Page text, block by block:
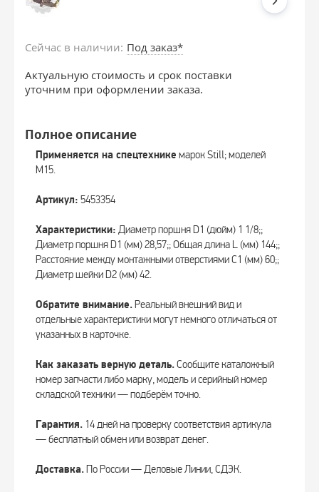
Сейчас в наличии: Под заказ*
Актуальную стоимость и срок поставки
уточним при оформлении заказа.
Полное описание
Применяется на спецтехнике марок Still; моделей
M15.
Артикул: 5453354
Характеристики: Диаметр поршня D1 (дюйм) 1 1/8;;
Диаметр поршня D1 (мм) 28,57;; Общая длина L (мм) 144;;
Расстояние между монтажными отверстиями C1 (мм) 60;;
Диаметр шейки D2 (мм) 42.
Обратите внимание.Реальный внешний вид и
отдельные характеристики могут немного отличаться от
указанных в карточке.
Как заказать верную деталь.Сообщите каталожный
номер запчасти либо марку, модель и серийный номер
складской техники — подберём точно.
Гарантия. 14 дней на проверку соответствия артикула
— бесплатный обмен или возврат денег.
Доставка.По России — Деловые Линии, СДЭК.